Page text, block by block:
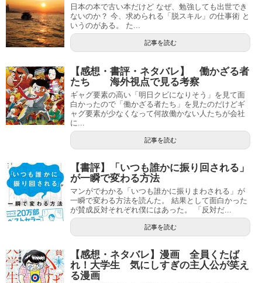
日本の本で古い本だけど なぜ、勉強しても出世でき
ないのか？ 今、求められる「脱スキル」の仕事術 と
いうのがある。 た...
記事を読む
【感想・書評・ネタバレ】 働かざる者
たち 海外視点で見る考察
ギャグ要素の高い「明日クビになりそう」を見て面
白かったので「働かざる者たち」を見たのだけどギ
ャグ要素が少なくなって何故働かない人たちが会社
に...
記事を読む
【書評】「いつも誰かに振り回される」
が一瞬で変わる方法
マンがでわかる「いつも誰かに振りまわされる」が
一瞬で変わる方法を読んた。 結果として面白かった
が賛成反対それぞれ僕にはあった。 「反対だ...
記事を読む
【感想・ネタバレ】漫画 全員くたば
れ！大学生 気にしすぎの主人公が笑え
る漫画